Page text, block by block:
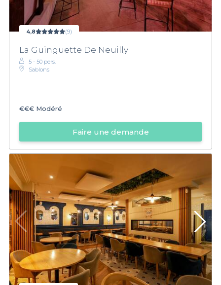
4,8 (9)
La Guinguette De Neuilly
5 - 50 pers.
Sablons
€€€ Modéré
Faire une demande